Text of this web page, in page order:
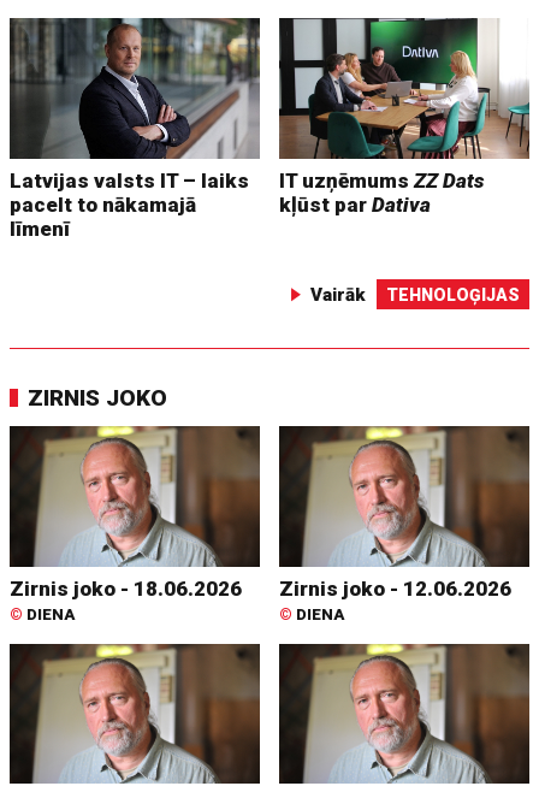
Latvijas valsts IT – laiks
pacelt to nākamajā
līmenī
IT uzņēmumsZZ Dats
kļūst parDativa
Vairāk TEHNOLOĢIJAS
ZIRNIS JOKO
Zirnis joko - 18.06.2026
© DIENA
Zirnis joko - 12.06.2026
© DIENA